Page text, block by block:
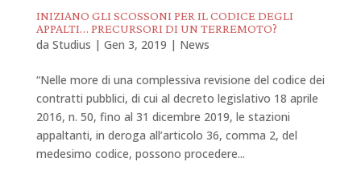
INIZIANO GLI SCOSSONI PER IL CODICE DEGLI
APPALTI… PRECURSORI DI UN TERREMOTO?
da Studius | Gen 3, 2019 | News
“Nelle more di una complessiva revisione del codice dei
contratti pubblici, di cui al decreto legislativo 18 aprile
2016, n. 50, fino al 31 dicembre 2019, le stazioni
appaltanti, in deroga all’articolo 36, comma 2, del
medesimo codice, possono procedere...